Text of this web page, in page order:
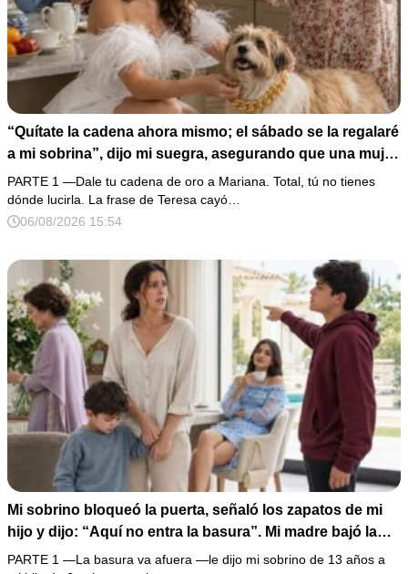
“Quítate la cadena ahora mismo; el sábado se la regalaré
a mi sobrina”, dijo mi suegra, asegurando que una mujer
con las manos marcadas por espinas no merecía 50
gramos de oro. Mi esposo guardó silencio, así que
obedecí con calma y le pedí que preparara la fiesta. Ella
completo que había intentado ocultar.
PARTE 1 —Dale tu cadena de oro a Mariana. Total, tú no tienes
dónde lucirla. La frase de Teresa cayó…
06/08/2026 15:54
Mi sobrino bloqueó la puerta, señaló los zapatos de mi
hijo y dijo: “Aquí no entra la basura”. Mi madre bajó la
mirada y mi hermana siguió tomando café como si nada.
PARTE 1 —La basura va afuera —le dijo mi sobrino de 13 años a